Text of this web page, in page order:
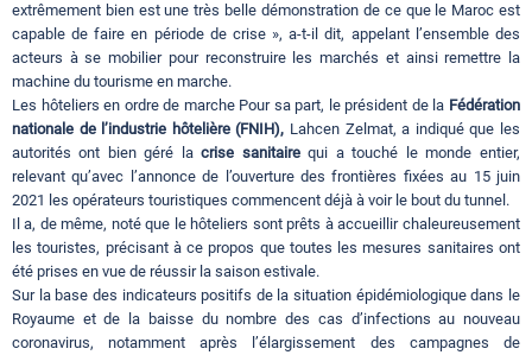
extrêmement bien est une très belle démonstration de ce que le Maroc est
capable de faire en période de crise », a-t-il dit, appelant l’ensemble des
acteurs à se mobilier pour reconstruire les marchés et ainsi remettre la
machine du tourisme en marche.
Les hôteliers en ordre de marche Pour sa part, le président de la Fédération
nationale de l’industrie hôtelière (FNIH), Lahcen Zelmat, a indiqué que les
autorités ont bien géré lacrise sanitaire qui a touché le monde entier,
relevant qu’avec l’annonce de l’ouverture des frontières fixées au 15 juin
2021 les opérateurs touristiques commencent déjà à voir le bout du tunnel.
Il a, de même, noté que le hôteliers sont prêts à accueillir chaleureusement
les touristes, précisant à ce propos que toutes les mesures sanitaires ont
été prises en vue de réussir la saison estivale.
Sur la base des indicateurs positifs de la situation épidémiologique dans le
Royaume et de la baisse du nombre des cas d’infections au nouveau
coronavirus, notamment après l’élargissement des campagnes de